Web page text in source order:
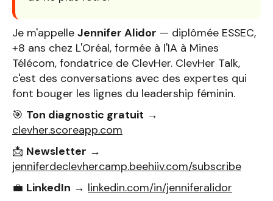
Je m'appelle Jennifer Alidor — diplômée ESSEC,
+8 ans chez L'Oréal, formée à l'IA à Mines
Télécom, fondatrice de ClevHer. ClevHer Talk,
c'est des conversations avec des expertes qui
font bouger les lignes du leadership féminin.
🎯 Ton diagnostic gratuit →
clevher.scoreapp.com
📩 Newsletter →
jenniferdeclevhercamp.beehiiv.com/subscribe
💼 LinkedIn → linkedin.com/in/jenniferalidor